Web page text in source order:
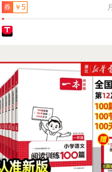
券 ￥5